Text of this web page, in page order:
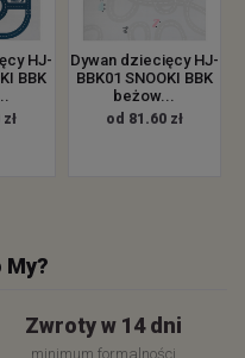
HJ-
BBK
Dywan dziecięcy HJ-
BBK01 SNOOKI BBK
beżow...
od 81.60 zł
My?
Zwroty w 14 dni
minimum formalności